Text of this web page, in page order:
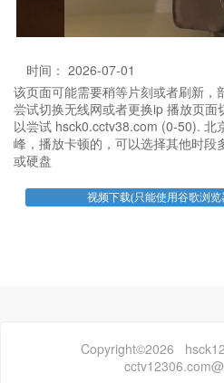
时间： 2026-07-01
该页面可能需要稍等片刻或者刷新，
尝试切换无线网或者更换ip 播放页
以尝试 hsck0.cctv38.com (0-50). 北
峰，播放卡顿的，可以选择其他时段
或硬盘
Copyright©2026